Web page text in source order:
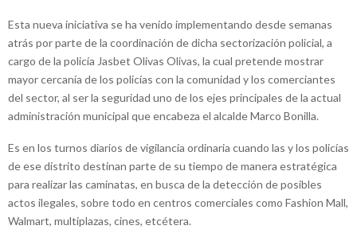
Esta nueva iniciativa se ha venido implementando desde semanas
atrás por parte de la coordinación de dicha sectorización policial, a
cargo de la policía Jasbet Olivas Olivas, la cual pretende mostrar
mayor cercanía de los policías con la comunidad y los comerciantes
del sector, al ser la seguridad uno de los ejes principales de la actual
administración municipal que encabeza el alcalde Marco Bonilla.
Es en los turnos diarios de vigilancia ordinaria cuando las y los policías
de ese distrito destinan parte de su tiempo de manera estratégica
para realizar las caminatas, en busca de la detección de posibles
actos ilegales, sobre todo en centros comerciales como Fashion Mall,
Walmart, multiplazas, cines, etcétera.